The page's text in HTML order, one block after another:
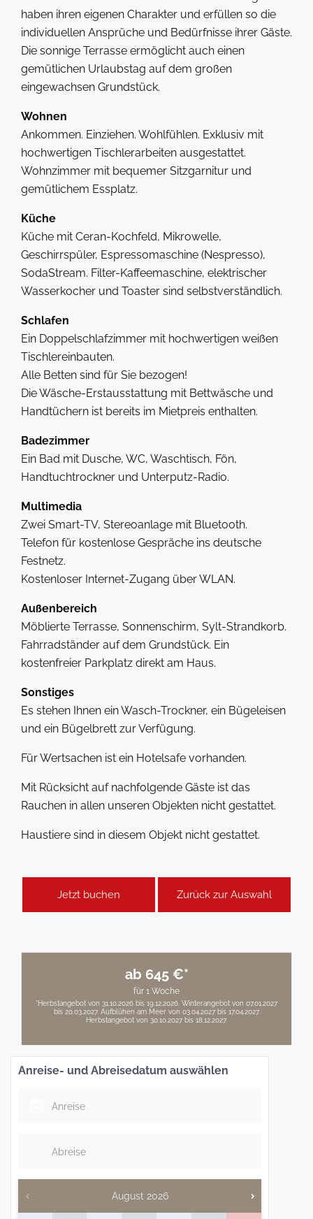
haben ihren eigenen Charakter und erfüllen so die
individuellen Ansprüche und Bedürfnisse ihrer Gäste.
Die sonnige Terrasse ermöglicht auch einen
gemütlichen Urlaubstag auf dem großen
eingewachsen Grundstück.
Wohnen
Ankommen. Einziehen. Wohlfühlen. Exklusiv mit
hochwertigen Tischlerarbeiten ausgestattet.
Wohnzimmer mit bequemer Sitzgarnitur und
gemütlichem Essplatz.
Küche
Küche mit Ceran-Kochfeld, Mikrowelle,
Geschirrspüler, Espressomaschine (Nespresso),
SodaStream. Filter-Kaffeemaschine, elektrischer
Wasserkocher und Toaster sind selbstverständlich.
Schlafen
Ein Doppelschlafzimmer mit hochwertigen weißen
Tischlereinbauten.
Alle Betten sind für Sie bezogen!
Die Wäsche-Erstausstattung mit Bettwäsche und
Handtüchern ist bereits im Mietpreis enthalten.
Badezimmer
Ein Bad mit Dusche, WC, Waschtisch, Fön,
Handtuchtrockner und Unterputz-Radio.
Multimedia
Zwei Smart-TV, Stereoanlage mit Bluetooth.
Telefon für kostenlose Gespräche ins deutsche
Festnetz.
Kostenloser Internet-Zugang über WLAN.
Außenbereich
Möblierte Terrasse, Sonnenschirm, Sylt-Strandkorb.
Fahrradständer auf dem Grundstück. Ein
kostenfreier Parkplatz direkt am Haus.
Sonstiges
Es stehen Ihnen ein Wasch-Trockner, ein Bügeleisen
und ein Bügelbrett zur Verfügung.
Für Wertsachen ist ein Hotelsafe vorhanden.
Mit Rücksicht auf nachfolgende Gäste ist das
Rauchen in allen unseren Objekten nicht gestattet.
Haustiere sind in diesem Objekt nicht gestattet.
Jetzt buchen Zurück zur Auswahl
ab 645 €*
für 1 Woche
*Herbstangebot von 31.10.2026 bis 19.12.2026. Winterangebot von 07.01.2027
bis 20.03.2027. Aufblühen am Meer von 03.04.2027 bis 17.04.2027.
Herbstangebot von 30.10.2027 bis 18.12.2027.
Anreise- und Abreisedatum auswählen
August 2026